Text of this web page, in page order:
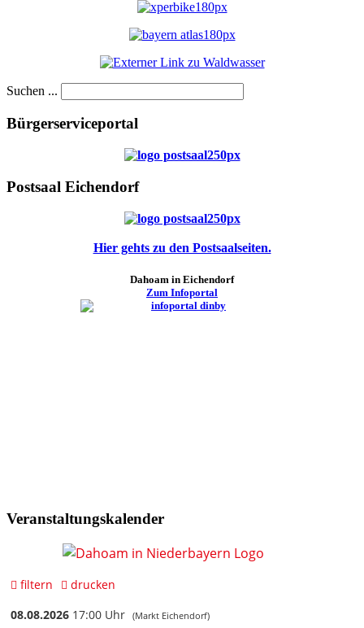
Suchen ...
Bürgerserviceportal
Postsaal Eichendorf
Hier gehts zu den Postsaalseiten.
Dahoam in Eichendorf
Zum Infoportal
Veranstaltungskalender